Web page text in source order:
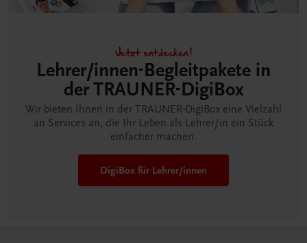
Jetzt entdecken!
Lehrer/innen-Begleitpakete in
der TRAUNER-DigiBox
Wir bieten Ihnen in der TRAUNER-DigiBox eine Vielzahl
an Services an, die Ihr Leben als Lehrer/in ein Stück
einfacher machen.
DigiBox für Lehrer/innen